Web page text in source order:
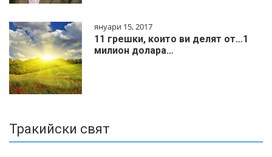
януари 15, 2017
11 грешки, които ви делят от…1
милиoн дoлapa…
Тракийски свят